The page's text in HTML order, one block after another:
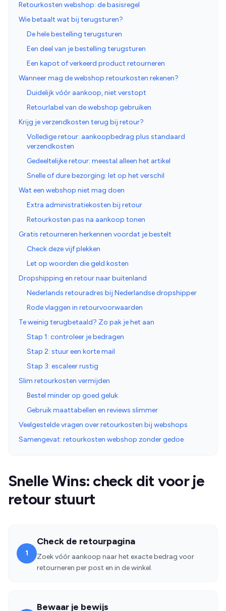
Retourkosten webshop: de basisregel
Wie betaalt wat bij terugsturen?
De hele bestelling terugsturen
Een deel van je bestelling terugsturen
Een kapot of verkeerd product retourneren
Wanneer mag de webshop retourkosten rekenen?
Duidelijk vóór aankoop, niet verstopt
Retourlabel van de webshop gebruiken
Krijg je verzendkosten terug bij retour?
Volledige retour: aankoopbedrag plus standaard
verzendkosten
Gedeeltelijke retour: meestal alleen het artikel
Snelle of dure bezorging: let op het verschil
Wat een webshop niet mag doen
Extra administratiekosten bij retour
Retourkosten pas na aankoop tonen
Gratis retourneren herkennen voordat je bestelt
Check deze vijf plekken
Let op woorden die geld kosten
Dropshipping en retour naar buitenland
Nederlands retouradres bij Nederlandse dropshipper
Rode vlaggen in retourvoorwaarden
Te weinig terugbetaald? Zo pak je het aan
Stap 1: controleer je bedragen
Stap 2: stuur een korte mail
Stap 3: escaleer rustig
Slim retourkosten vermijden
Bestel minder op goed geluk
Gebruik maattabellen en reviews slimmer
Veelgestelde vragen over retourkosten bij webshops
Samengevat: retourkosten webshop zonder gedoe
Snelle Wins: check dit voor je
retour stuurt
1
Check de retourpagina
Zoek vóór aankoop naar het exacte bedrag voor
retourneren per post en in de winkel.
Bewaar je bewijs